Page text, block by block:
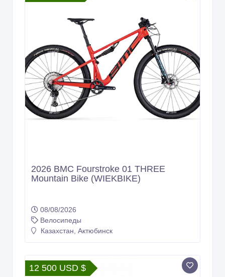
2026 BMC Fourstroke 01 THREE
Mountain Bike (WIEKBIKE)
08/08/2026
Велосипеды
Казахстан, Актюбинск
12 500 USD $